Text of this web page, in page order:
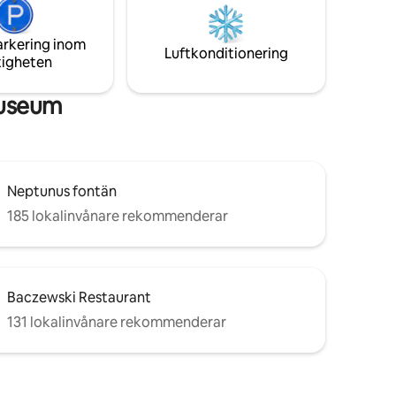
badkar och fönster med panoramautsikt
inom
Luftkonditionering
Neptunus fontän
185 lokalinvånare rekommenderar
Baczewski Restaurant
131 lokalinvånare rekommenderar